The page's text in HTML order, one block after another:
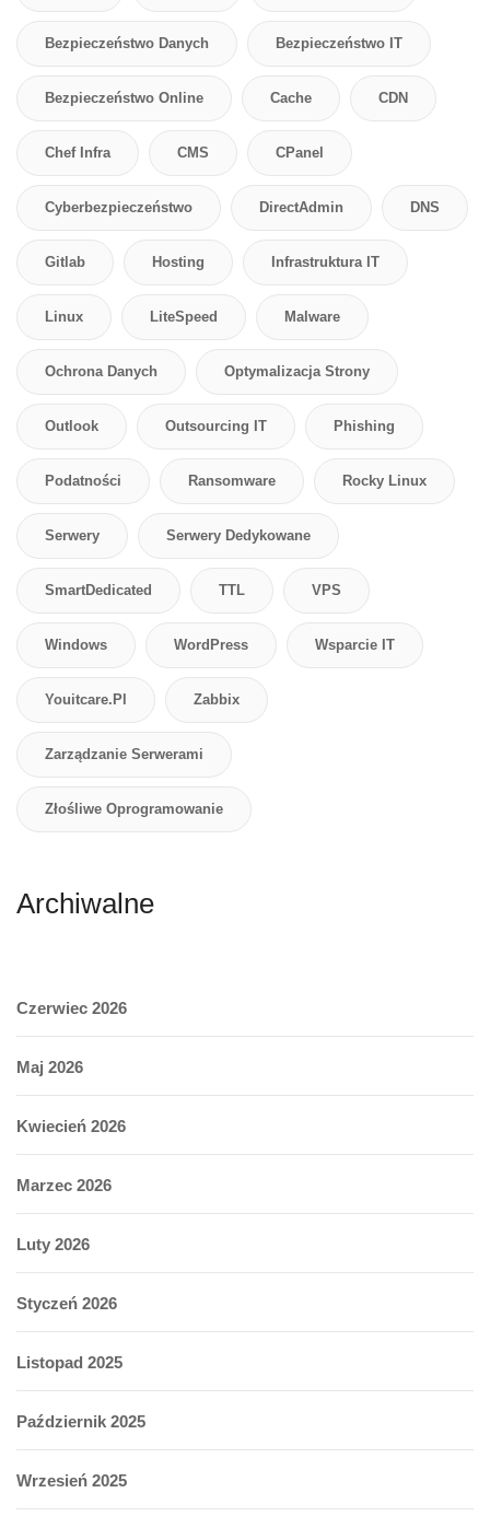
Bezpieczeństwo Danych Bezpieczeństwo IT
Bezpieczeństwo Online Cache CDN
Chef Infra CMS CPanel
Cyberbezpieczeństwo DirectAdmin DNS
Gitlab Hosting Infrastruktura IT
Linux LiteSpeed Malware
Ochrona Danych Optymalizacja Strony
Outlook Outsourcing IT Phishing
Podatności Ransomware Rocky Linux
Serwery Serwery Dedykowane
SmartDedicated TTL VPS
Windows WordPress Wsparcie IT
Youitcare.pl Zabbix
Zarządzanie Serwerami
Złośliwe Oprogramowanie
Archiwalne
Czerwiec 2026
Maj 2026
Kwiecień 2026
Marzec 2026
Luty 2026
Styczeń 2026
Listopad 2025
Październik 2025
Wrzesień 2025